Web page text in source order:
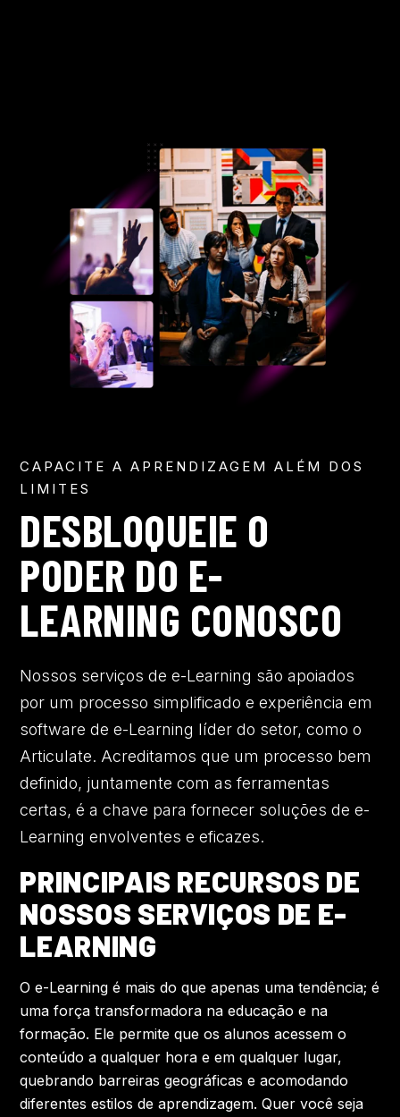
CAPACITE A APRENDIZAGEM ALÉM DOS
LIMITES
DESBLOQUEIE O
PODER DO E-
LEARNING CONOSCO
Nossos serviços de e-Learning são apoiados
por um processo simplificado e experiência em
software de e-Learning líder do setor, como o
Articulate. Acreditamos que um processo bem
definido, juntamente com as ferramentas
certas, é a chave para fornecer soluções de e-
Learning envolventes e eficazes.
PRINCIPAIS RECURSOS DE
NOSSOS SERVIÇOS DE E-
LEARNING
O e-Learning é mais do que apenas uma tendência; é
uma força transformadora na educação e na
formação. Ele permite que os alunos acessem o
conteúdo a qualquer hora e em qualquer lugar,
quebrando barreiras geográficas e acomodando
diferentes estilos de aprendizagem. Quer você seja